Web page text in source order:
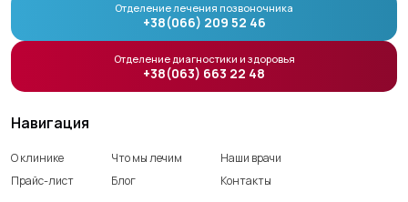
Навигация
О клинике Что мы лечим
Наши врачи
Прайс-лист
Блог Контакты
Отделение лечения позвоночника
+38(066) 209 52 46
Отделение диагностики и здоровья
+38(063) 663 22 48